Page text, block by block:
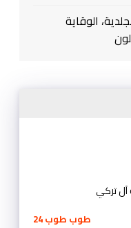
الوقاية
آل تركي
طوب طوب 24